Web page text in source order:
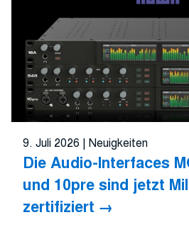
9. Juli 2026 | Neuigkeiten
Die Audio-Interfaces
und 10pre sind jetzt
zertifiziert